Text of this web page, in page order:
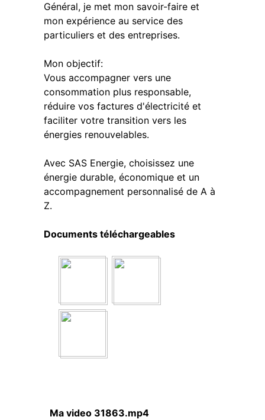
Général, je met mon savoir-faire et
mon expérience au service des
particuliers et des entreprises.
Mon objectif:
Vous accompagner vers une
consommation plus responsable,
réduire vos factures d'électricité et
faciliter votre transition vers les
énergies renouvelables.
Avec SAS Energie, choisissez une
énergie durable, économique et un
accompagnement personnalisé de A à
Z.
Documents téléchargeables
Ma video 31863.mp4